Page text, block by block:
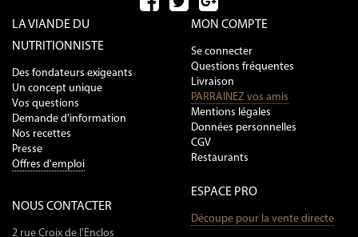
LA VIANDE DU
NUTRITIONNISTE
Des fondateurs exigeants
Un concept unique
Vos questions
Demande d'information
Nos recettes
Presse
Offres d'emploi
NOUS CONTACTER
2 rue Croix de l'Enclos
MON COMPTE
Se connecter
Questions fréquentes
Livraison
PARRAINEZ vos amis
Mentions légales
Données personnelles
CGV
Restaurants
ESPACE PRO
Découpe pour la vente directe